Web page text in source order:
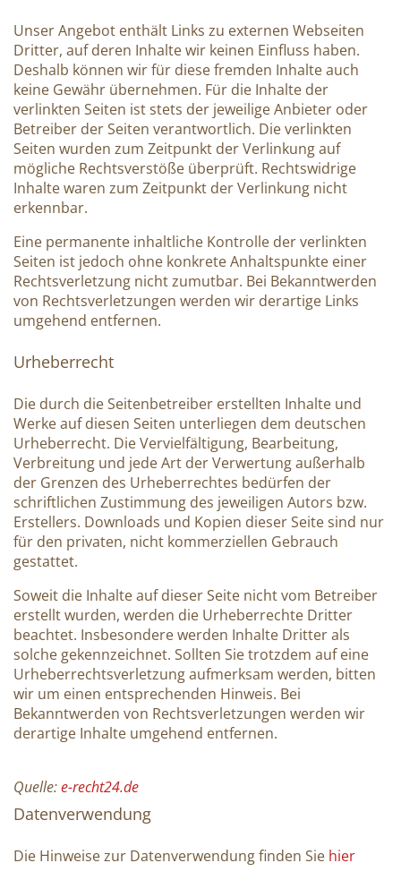
Unser Angebot enthält Links zu externen Webseiten
Dritter, auf deren Inhalte wir keinen Einfluss haben.
Deshalb können wir für diese fremden Inhalte auch
keine Gewähr übernehmen. Für die Inhalte der
verlinkten Seiten ist stets der jeweilige Anbieter oder
Betreiber der Seiten verantwortlich. Die verlinkten
Seiten wurden zum Zeitpunkt der Verlinkung auf
mögliche Rechtsverstöße überprüft. Rechtswidrige
Inhalte waren zum Zeitpunkt der Verlinkung nicht
erkennbar.
Eine permanente inhaltliche Kontrolle der verlinkten
Seiten ist jedoch ohne konkrete Anhaltspunkte einer
Rechtsverletzung nicht zumutbar. Bei Bekanntwerden
von Rechtsverletzungen werden wir derartige Links
umgehend entfernen.
Urheberrecht
Die durch die Seitenbetreiber erstellten Inhalte und
Werke auf diesen Seiten unterliegen dem deutschen
Urheberrecht. Die Vervielfältigung, Bearbeitung,
Verbreitung und jede Art der Verwertung außerhalb
der Grenzen des Urheberrechtes bedürfen der
schriftlichen Zustimmung des jeweiligen Autors bzw.
Erstellers. Downloads und Kopien dieser Seite sind nur
für den privaten, nicht kommerziellen Gebrauch
gestattet.
Soweit die Inhalte auf dieser Seite nicht vom Betreiber
erstellt wurden, werden die Urheberrechte Dritter
beachtet. Insbesondere werden Inhalte Dritter als
solche gekennzeichnet. Sollten Sie trotzdem auf eine
Urheberrechtsverletzung aufmerksam werden, bitten
wir um einen entsprechenden Hinweis. Bei
Bekanntwerden von Rechtsverletzungen werden wir
derartige Inhalte umgehend entfernen.
Quelle:e-recht24.de
Datenverwendung
Die Hinweise zur Datenverwendung finden Sie hier